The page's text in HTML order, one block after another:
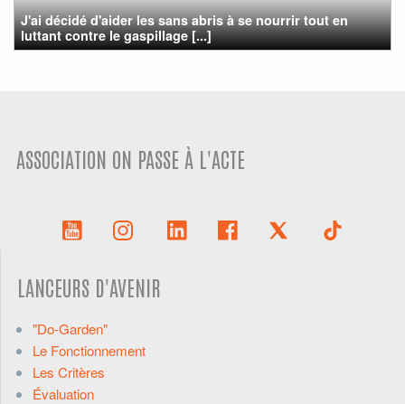
J'ai décidé d'aider les sans abris à se nourrir tout en
luttant contre le gaspillage [...]
ASSOCIATION ON PASSE À L'ACTE
LANCEURS D'AVENIR
"Do-Garden"
Le Fonctionnement
Les Critères
Évaluation